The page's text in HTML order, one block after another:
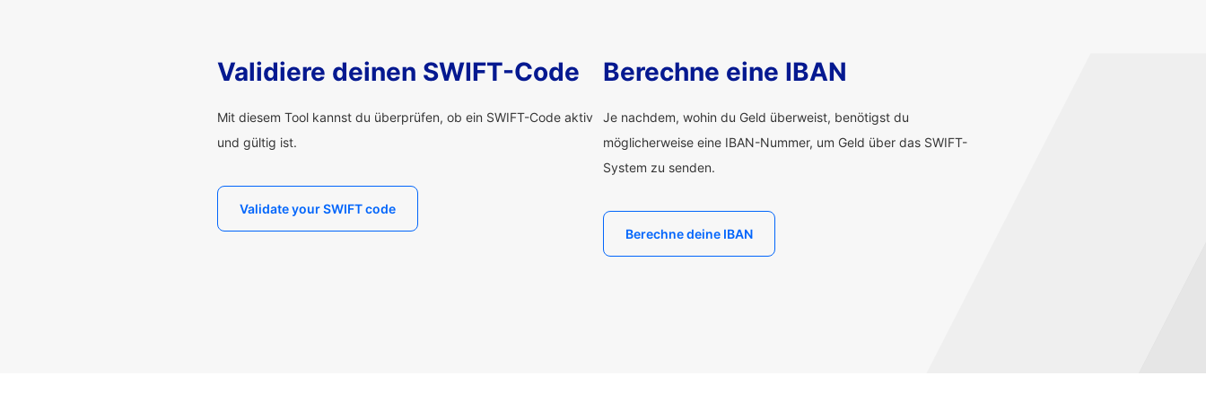
Validiere deinen SWIFT-Code
Mit diesem Tool kannst du überprüfen, ob ein SWIFT-Code aktiv
und gültig ist.
Validate your SWIFT code
Berechne eine IBAN
Je nachdem, wohin du Geld überweist, benötigst du
möglicherweise eine IBAN-Nummer, um Geld über das SWIFT-
System zu senden.
Berechne deine IBAN